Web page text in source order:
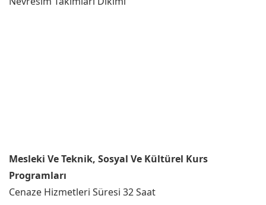
Mesleki Ve Teknik, Sosyal Ve Kültürel Kurs
Programları
Cenaze Hizmetleri Süresi 32 Saat